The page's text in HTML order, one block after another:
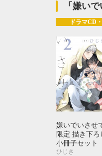
「嫌い
ドラマCD
嫌いでいさせ
限定 描き下
小冊子セット
ひじき